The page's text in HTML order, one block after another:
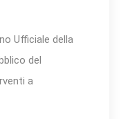
Ufficiale della
del
a